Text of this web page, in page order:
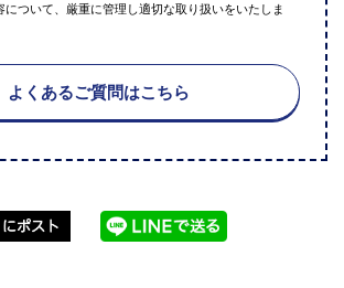
について、厳重に管理し適切な取り扱いをいたしま
よくあるご質問はこちら